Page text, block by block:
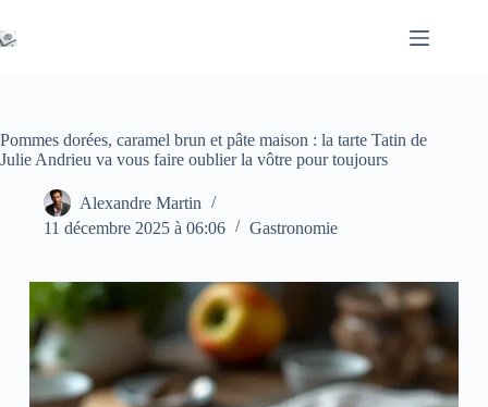
au
contenu
Pommes dorées, caramel brun et pâte maison : la tarte Tatin de
Julie Andrieu va vous faire oublier la vôtre pour toujours
Alexandre Martin
11 décembre 2025 à 06:06
Gastronomie